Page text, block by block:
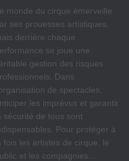
monde du cirque émerveille
ses prouesses artistiques,
derrière chaque
se joue une
gestion des risques
Dans
de spectacles,
les imprévus et garantir
sécurité de tous sont
Pour protéger à
fois les artistes de cirque, le
et les compagnies…